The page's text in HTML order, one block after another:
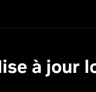
à jour